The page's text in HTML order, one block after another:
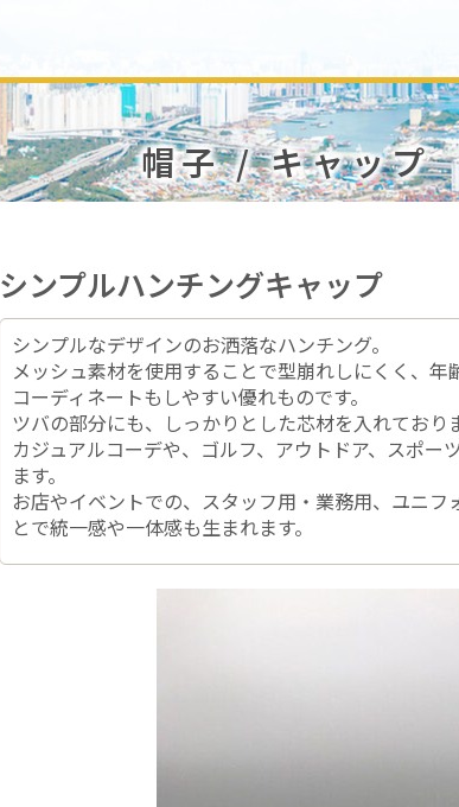
帽子 / キャップ
シンプルハンチングキャップ
シンプルなデザインのお洒落なハンチング。
メッシュ素材を使用することで型崩れしにくく、年
コーディネートもしやすい優れものです。
ツバの部分にも、しっかりとした芯材を入れており
カジュアルコーデや、ゴルフ、アウトドア、スポ
ます。
お店やイベントでの、スタッフ用・業務用、ユニ
とで統一感や一体感も生まれます。